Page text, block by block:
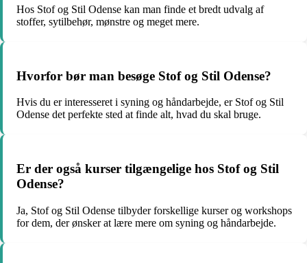
Hos Stof og Stil Odense kan man finde et bredt udvalg af
stoffer, sytilbehør, mønstre og meget mere.
Hvorfor bør man besøge Stof og Stil Odense?
Hvis du er interesseret i syning og håndarbejde, er Stof og Stil
Odense det perfekte sted at finde alt, hvad du skal bruge.
Er der også kurser tilgængelige hos Stof og Stil
Odense?
Ja, Stof og Stil Odense tilbyder forskellige kurser og workshops
for dem, der ønsker at lære mere om syning og håndarbejde.